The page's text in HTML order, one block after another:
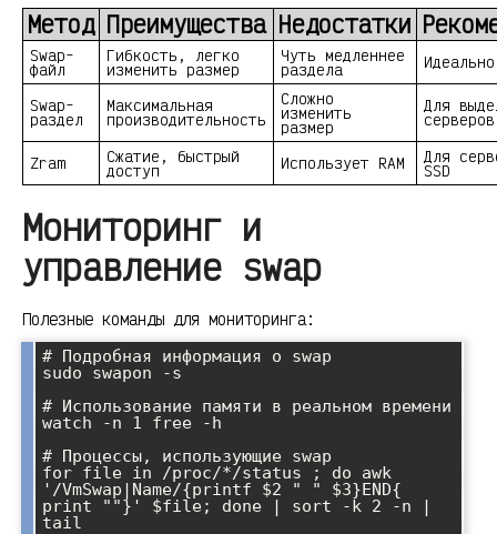
Метод Преимущества Недостатки
Swap-
файл
Гибкость, легко
изменить размер
Чуть медленнее
раздела
Swap-
раздел
Максимальная
производительность
Сложно
изменить
размер
Для
серверов
Zram Сжатие, быстрый
доступ Использует RAM Для
SSD
Мониторинг и
управление swap
Полезные команды для мониторинга:
# Подробная информация о swap
sudo swapon -s
# Использование памяти в реальном времени
watch -n 1 free -h
# Процессы, использующие swap
for file in /proc/*/status ; do awk
'/VmSwap|Name/{printf $2 " " $3}END{
print ""}' $file; done | sort -k 2 -n |
tail